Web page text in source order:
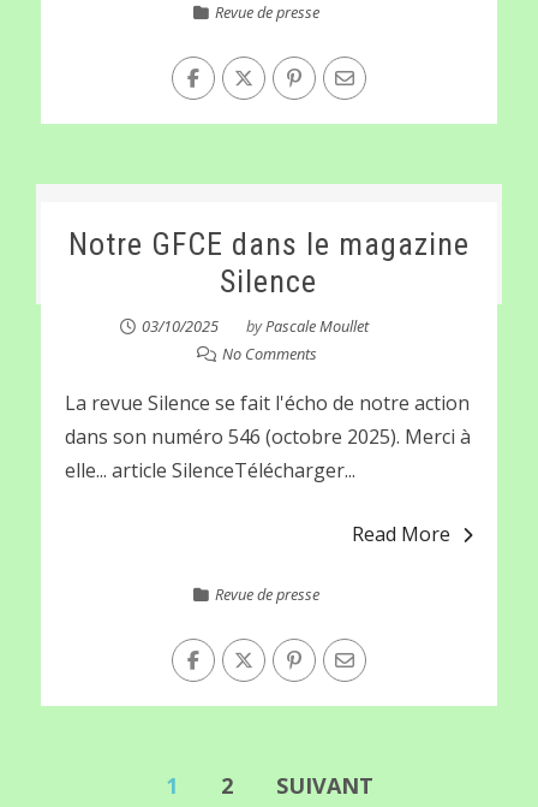
Revue de presse
Notre GFCE dans le magazine
Silence
03/10/2025 byPascale Moullet
No Comments
La revue Silence se fait l'écho de notre action
dans son numéro 546 (octobre 2025). Merci à
elle... article SilenceTélécharger...
Read More
Revue de presse
Pagination1 2 SUIVANT